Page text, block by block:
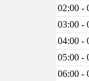
02:00 -
03:00 -
04:00 -
05:00 -
06:00 -